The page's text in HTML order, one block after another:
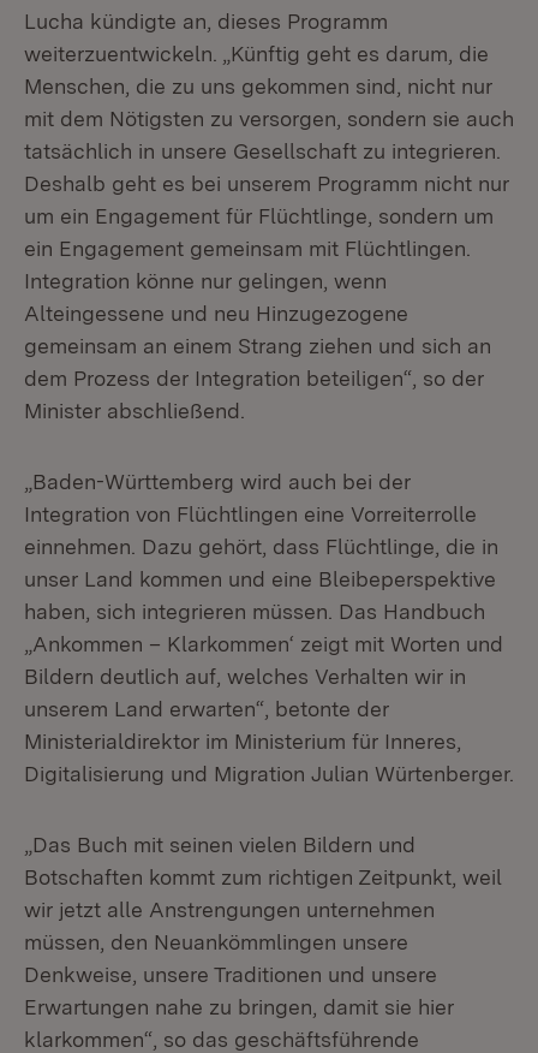
Lucha kündigte an, dieses Programm
weiterzuentwickeln. „Künftig geht es darum, die
Menschen, die zu uns gekommen sind, nicht nur
mit dem Nötigsten zu versorgen, sondern sie auch
tatsächlich in unsere Gesellschaft zu integrieren.
Deshalb geht es bei unserem Programm nicht nur
um ein Engagement für Flüchtlinge, sondern um
ein Engagement gemeinsam mit Flüchtlingen.
Integration könne nur gelingen, wenn
Alteingessene und neu Hinzugezogene
gemeinsam an einem Strang ziehen und sich an
dem Prozess der Integration beteiligen“, so der
Minister abschließend.
„Baden-Württemberg wird auch bei der
Integration von Flüchtlingen eine Vorreiterrolle
einnehmen. Dazu gehört, dass Flüchtlinge, die in
unser Land kommen und eine Bleibeperspektive
haben, sich integrieren müssen. Das Handbuch
„Ankommen – Klarkommen‘ zeigt mit Worten und
Bildern deutlich auf, welches Verhalten wir in
unserem Land erwarten“, betonte der
Ministerialdirektor im Ministerium für Inneres,
Digitalisierung und Migration Julian Würtenberger.
„Das Buch mit seinen vielen Bildern und
Botschaften kommt zum richtigen Zeitpunkt, weil
wir jetzt alle Anstrengungen unternehmen
müssen, den Neuankömmlingen unsere
Denkweise, unsere Traditionen und unsere
Erwartungen nahe zu bringen, damit sie hier
klarkommen“, so das geschäftsführende